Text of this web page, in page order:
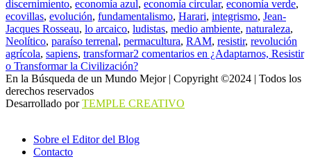
discernimiento, economía azul, economía circular, economía verde,
ecovillas, evolución, fundamentalismo, Harari, integrismo, Jean-
Jacques Rosseau, lo arcaico, ludistas, medio ambiente, naturaleza,
Neolítico, paraíso terrenal, permacultura, RAM, resistir, revolución
agrícola, sapiens, transformar2 comentarios en ¿Adaptarnos, Resistir
o Transformar la Civilización?
En la Búsqueda de un Mundo Mejor | Copyright ©2024 | Todos los
derechos reservados
Desarrollado porTEMPLE CREATIVO
Sobre el Editor del Blog
Contacto